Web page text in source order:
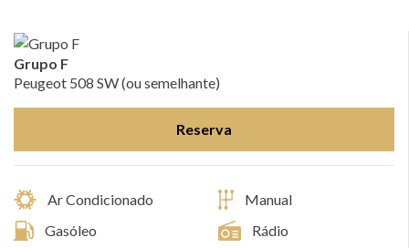
Grupo F
Peugeot 508 SW (ou semelhante)
Reserva
Ar Condicionado
Manual
Gasóleo
Rádio